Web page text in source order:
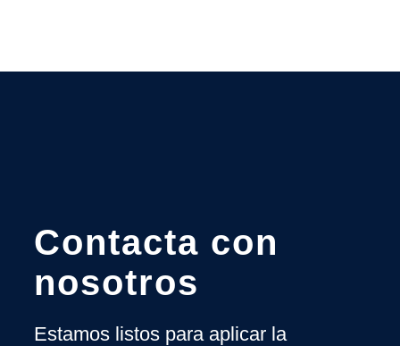
Contacta con
nosotros
Estamos listos para aplicar la